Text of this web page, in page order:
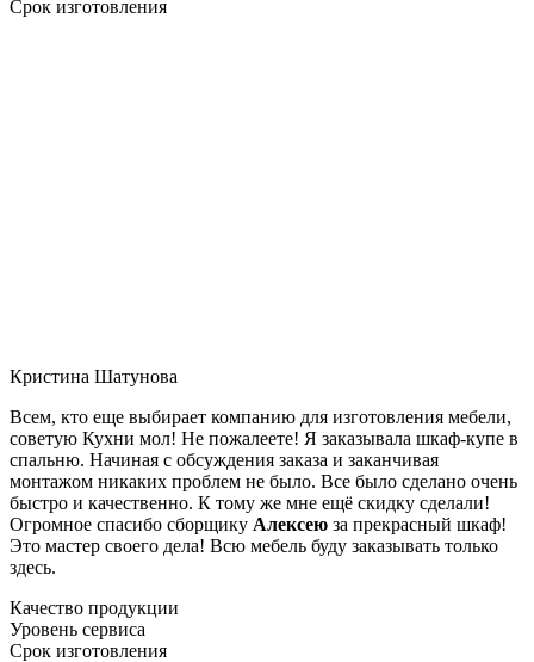
Срок изготовления
Кристина Шатунова
Всем, кто еще выбирает компанию для изготовления мебели,
советую Кухни мол! Не пожалеете! Я заказывала шкаф-купе в
спальню. Начиная с обсуждения заказа и заканчивая
монтажом никаких проблем не было. Все было сделано очень
быстро и качественно. К тому же мне ещё скидку сделали!
Огромное спасибо сборщику Алексею за прекрасный шкаф!
Это мастер своего дела! Всю мебель буду заказывать только
здесь.
Качество продукции
Уровень сервиса
Срок изготовления